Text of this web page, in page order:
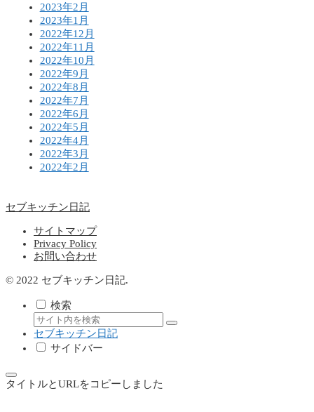
2023年2月
2023年1月
2022年12月
2022年11月
2022年10月
2022年9月
2022年8月
2022年7月
2022年6月
2022年5月
2022年4月
2022年3月
2022年2月
セブキッチン日記
サイトマップ
Privacy Policy
お問い合わせ
© 2022 セブキッチン日記.
検索
セブキッチン日記
サイドバー
タイトルとURLをコピーしました